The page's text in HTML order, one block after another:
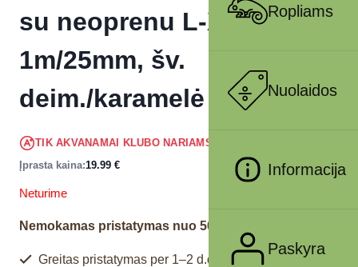
Ropliams
Nuolaidos
Informacija
Paskyra
su neoprenu L-XL
1m/25mm, šv.
deim./karamelė
TIK AKVANAMAI KLUBO NARIAMS
Įprasta kaina:19.99 €
Neturime
Nemokamas pristatymas nuo 50€
Greitas pristatymas per 1–2 d.d.